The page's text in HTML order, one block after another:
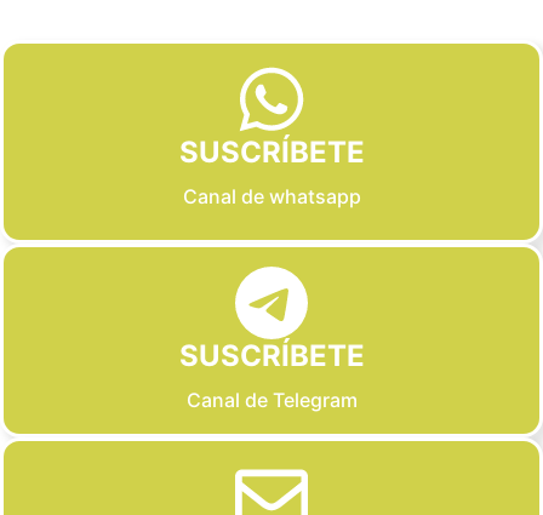
SUSCRÍBETE
Canal de whatsapp
SUSCRÍBETE
Canal de Telegram